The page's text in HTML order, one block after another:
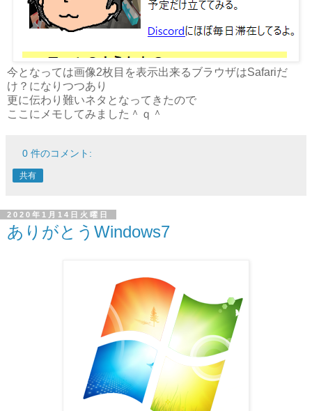
今となっては画像2枚目を表示出来るブラウザはSafariだ
け？になりつつあり
更に伝わり難いネタとなってきたので
ここにメモしてみました＾ｑ＾
0 件のコメント:
共有
2020年1月14日火曜日
ありがとうWindows7